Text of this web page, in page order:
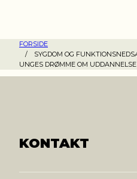
FORSIDE
/
SYGDOM OG
UNGES DRØMME OM UDDANNELSE
KONTAKT